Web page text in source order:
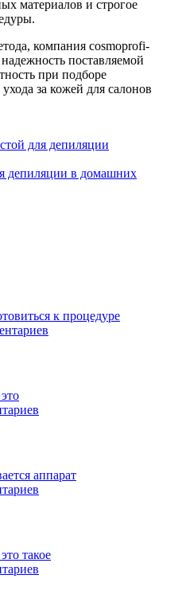
материалов и строгое
компания cosmoprofi-
поставляемой
при подборе
за кожей для салонов
для депиляции
депиляции в домашних
к процедуре
аппарат
такое